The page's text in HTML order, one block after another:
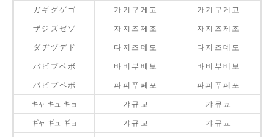
ガ ギ グ ゲ ゴ 가 기 구 게 고 가 기 구 게 고
ザ ジ ズ ゼ ゾ 자 지 즈 제 조 자 지 즈 제 조
ダ ヂ ヅ デ ド 다 지 즈 데 도 다 지 즈 데 도
バ ビ ブ ベ ボ 바 비 부 베 보 바 비 부 베 보
パ ピ プ ペ ポ 파 피 푸 페 포 파 피 푸 페 포
キャ キュ キョ 갸 규 교 캬 큐 쿄
ギャ ギュ ギョ 갸 규 교 갸 규 교